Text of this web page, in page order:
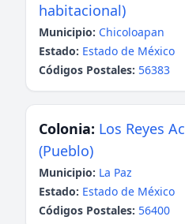
habitacional)
Municipio: Chicoloapan
Estado: Estado de México
Códigos Postales: 56383
Colonia: Los Reyes
(Pueblo)
Municipio: La Paz
Estado: Estado de México
Códigos Postales: 56400